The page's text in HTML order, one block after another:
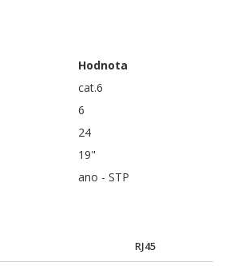
Hodnota
cat.6
6
24
19"
ano - STP
RJ45